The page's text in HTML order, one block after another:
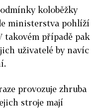
koloběžky
ministerstva pohlíží
takovém případě pak
uživatelé by navíc
provozuje zhruba
stroje mají